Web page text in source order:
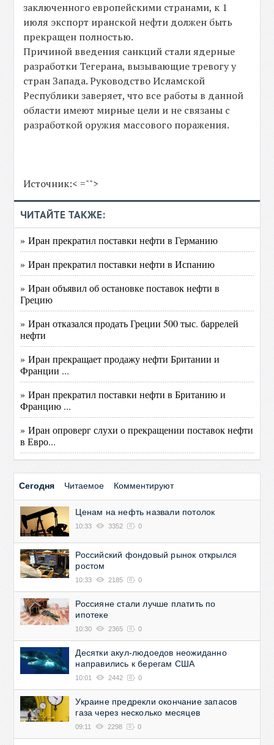
заключенного европейскими странами, к 1
июля экспорт иранской нефти должен быть
прекращен полностью.
Причиной введения санкций стали ядерные
разработки Тегерана, вызывающие тревогу у
стран Запада. Руководство Исламской
Республики заверяет, что все работы в данной
области имеют мирные цели и не связаны с
разработкой оружия массового поражения.
Источник:< ="">
ЧИТАЙТЕ ТАКЖЕ:
» Иран прекратил поставки нефти в Германию
» Иран прекратил поставки нефти в Испанию
» Иран объявил об остановке поставок нефти в
Грецию
» Иран отказался продать Греции 500 тыс. баррелей
нефти
» Иран прекращает продажу нефти Британии и
Франции ...
» Иран прекратил поставки нефти в Британию и
Францию ...
» Иран опроверг слухи о прекращении поставок нефти
в Евро...
Сегодня Читаемое Комментируют
Ценам на нефть назвали потолок
10:33 3352 0
Российский фондовый рынок открылся
ростом
10:33 2185 0
Россияне стали лучше платить по
ипотеке
10:30 2365 0
Десятки акул-людоедов неожиданно
направились к берегам США
10:01 2442 0
Украине предрекли окончание запасов
газа через несколько месяцев
09:11 2298 0